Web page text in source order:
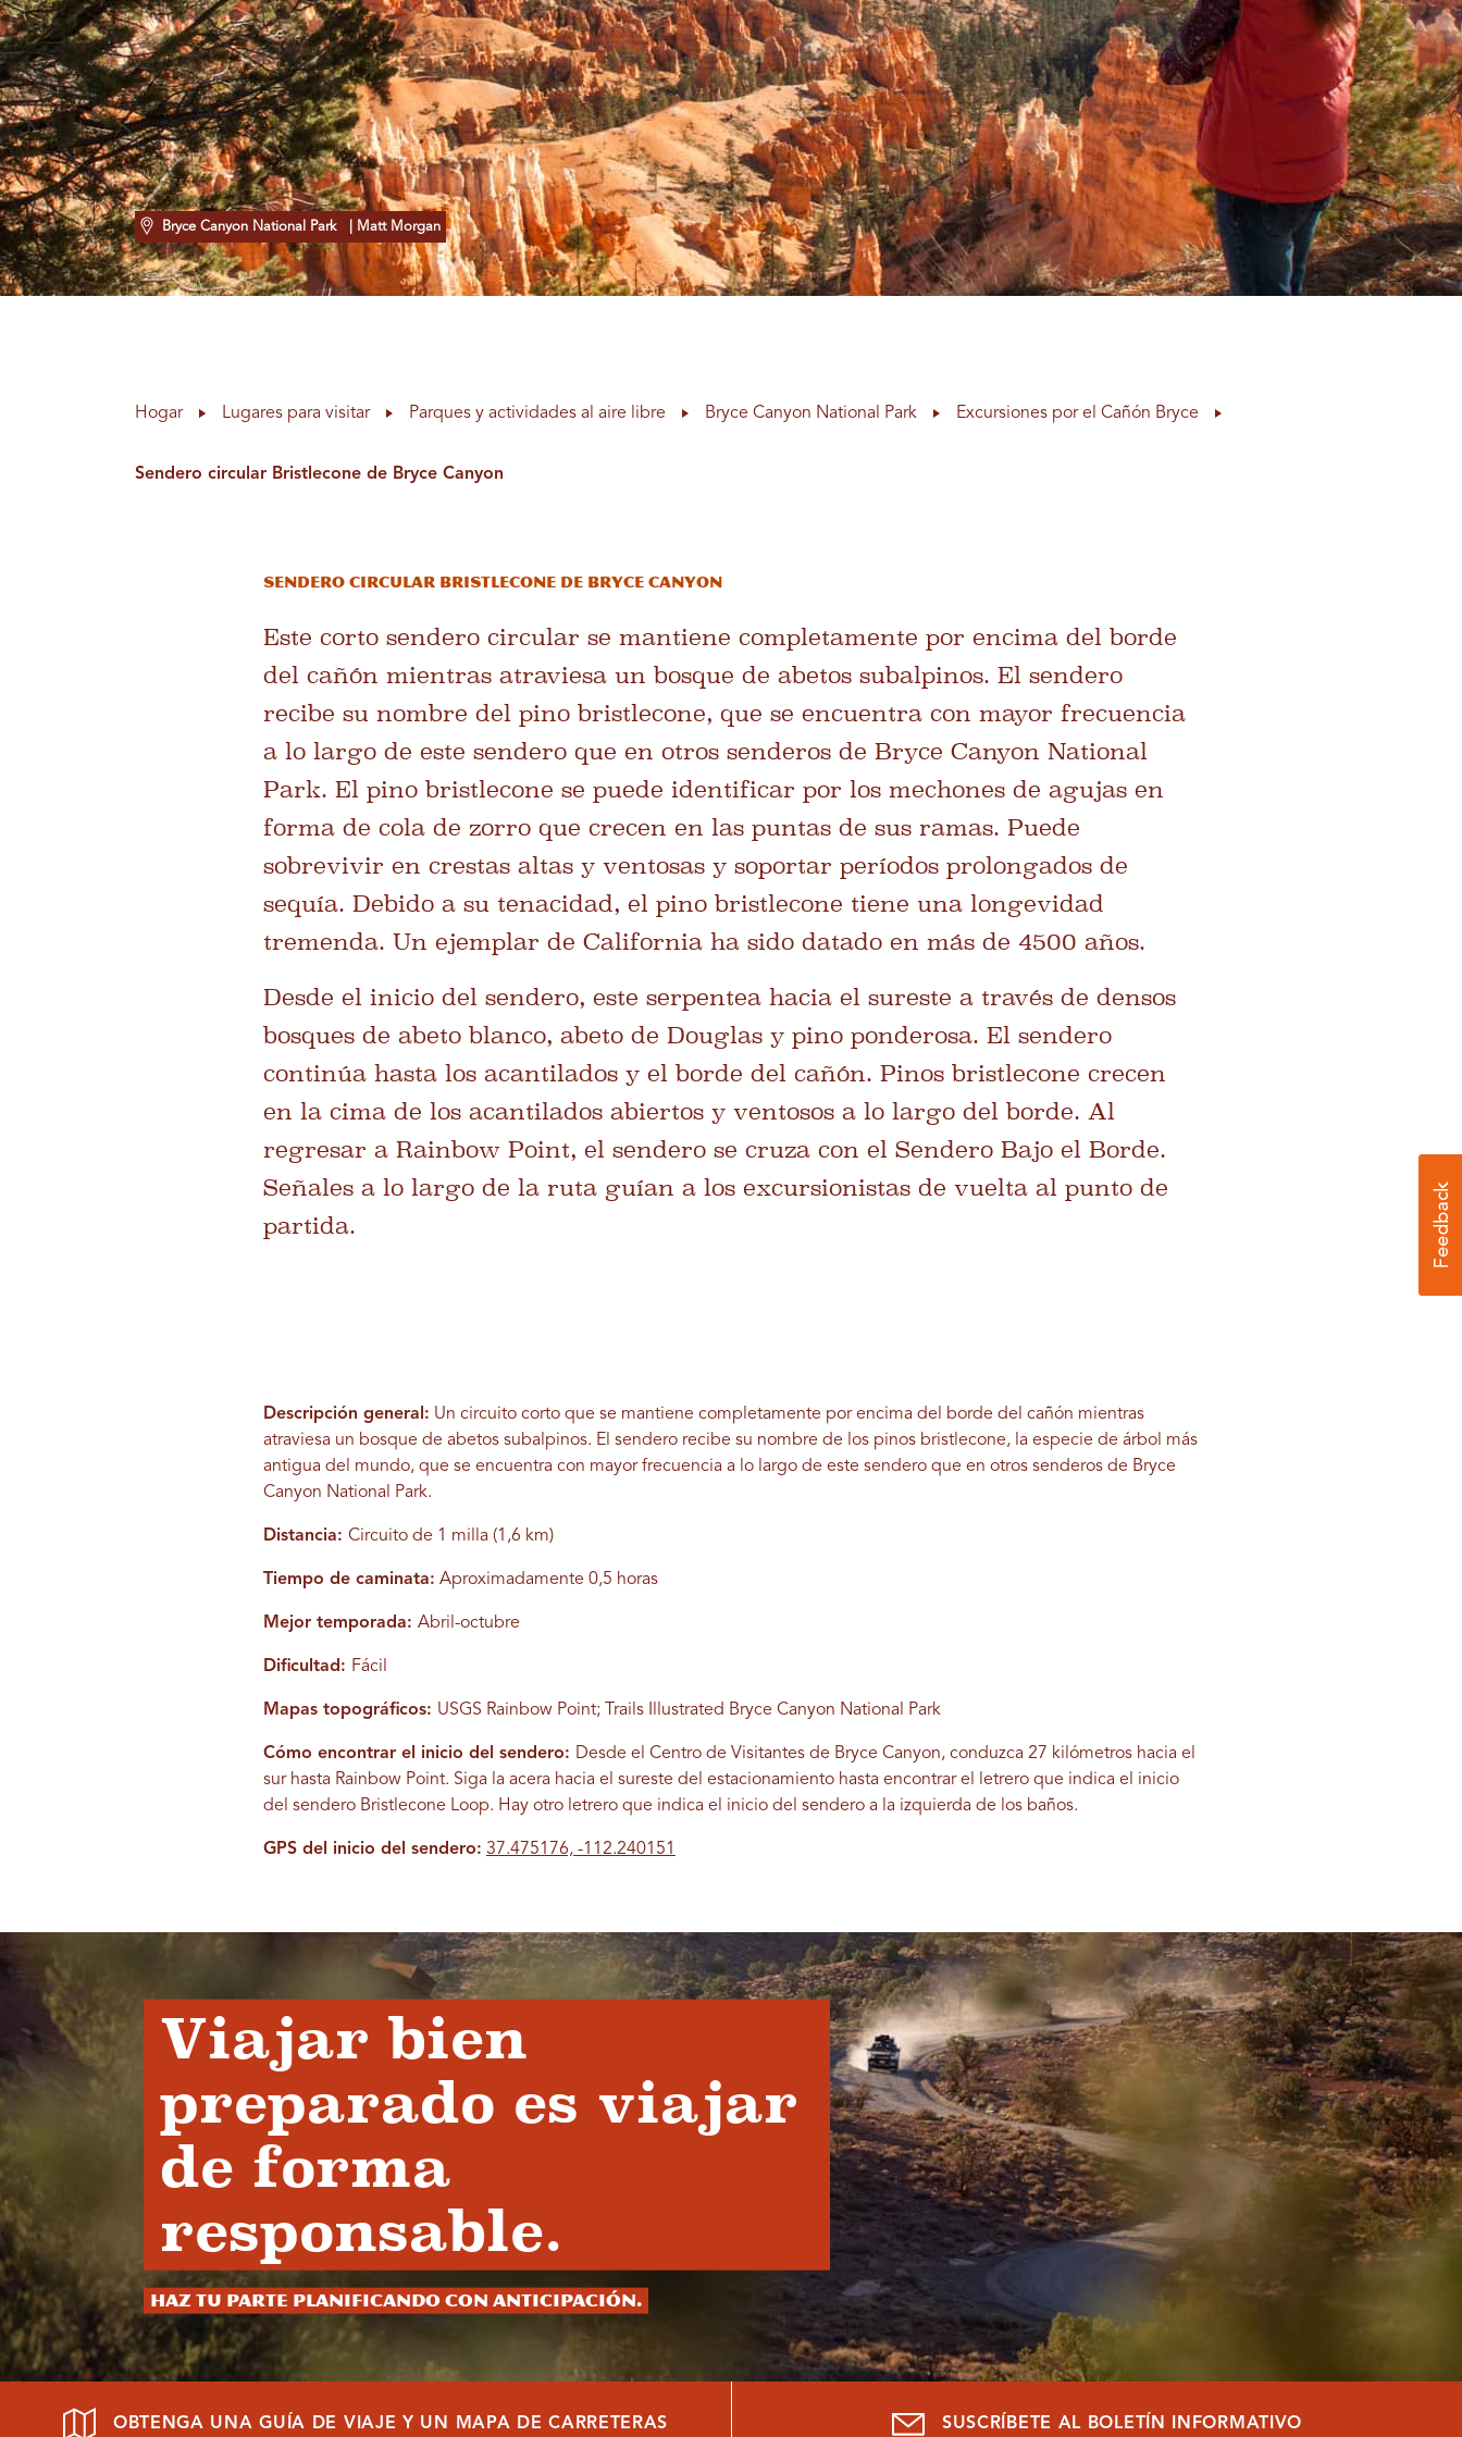
Bryce Canyon National Park | Matt Morgan
Hogar Lugares para visitar Parques y actividades al aire libre Bryce Canyon National Park Excursiones por el Cañón Bryce
Sendero circular Bristlecone de Bryce Canyon
Sendero circular Bristlecone de Bryce Canyon
Este corto sendero circular se mantiene completamente por encima del borde
del cañón mientras atraviesa un bosque de abetos subalpinos. El sendero
recibe su nombre del pino bristlecone, que se encuentra con mayor frecuencia
a lo largo de este sendero que en otros senderos de Bryce Canyon National
Park. El pino bristlecone se puede identificar por los mechones de agujas en
forma de cola de zorro que crecen en las puntas de sus ramas. Puede
sobrevivir en crestas altas y ventosas y soportar períodos prolongados de
sequía. Debido a su tenacidad, el pino bristlecone tiene una longevidad
tremenda. Un ejemplar de California ha sido datado en más de 4500 años.
Desde el inicio del sendero, este serpentea hacia el sureste a través de densos
bosques de abeto blanco, abeto de Douglas y pino ponderosa. El sendero
continúa hasta los acantilados y el borde del cañón. Pinos bristlecone crecen
en la cima de los acantilados abiertos y ventosos a lo largo del borde. Al
regresar a Rainbow Point, el sendero se cruza con el Sendero Bajo el Borde.
Señales a lo largo de la ruta guían a los excursionistas de vuelta al punto de
partida.
Descripción general: Un circuito corto que se mantiene completamente por encima del borde del cañón mientras
atraviesa un bosque de abetos subalpinos. El sendero recibe su nombre de los pinos bristlecone, la especie de árbol más
antigua del mundo, que se encuentra con mayor frecuencia a lo largo de este sendero que en otros senderos de Bryce
Canyon National Park.
Distancia: Circuito de 1 milla (1,6 km)
Tiempo de caminata: Aproximadamente 0,5 horas
Mejor temporada: Abril-octubre
Dificultad: Fácil
Mapas topográficos: USGS Rainbow Point; Trails Illustrated Bryce Canyon National Park
Cómo encontrar el inicio del sendero: Desde el Centro de Visitantes de Bryce Canyon, conduzca 27 kilómetros hacia el
sur hasta Rainbow Point. Siga la acera hacia el sureste del estacionamiento hasta encontrar el letrero que indica el inicio
del sendero Bristlecone Loop. Hay otro letrero que indica el inicio del sendero a la izquierda de los baños.
GPS del inicio del sendero: 37.475176, -112.240151
Viajar bien
preparado es viajar
de forma
responsable.
Haz tu parte planificando con anticipación.
OBTENGA UNA GUÍA DE VIAJE Y UN MAPA DE CARRETERAS SUSCRÍBETE AL BOLETÍN INFORMATIVO